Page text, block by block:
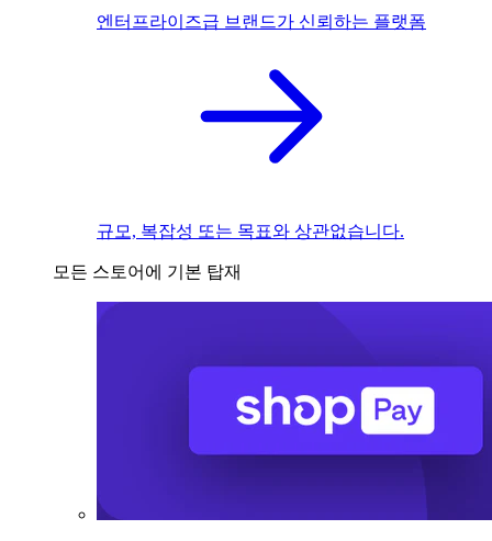
엔터프라이즈급 브랜드가 신뢰하는 플랫폼
규모, 복잡성 또는 목표와 상관없습니다.
모든 스토어에 기본 탑재